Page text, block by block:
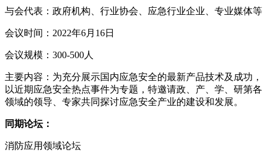
与会代表：政府机构、行业协会、应急行业企业、专业媒体等
会议时间： 2022年6月16日
会议规模： 300-500人
主要内容：为充分展示国内应急安全的最新产品技术及成功，
以近期应急安全热点事件为专题，特邀请政、产、学、研第各
领域的领导、专家共同探讨应急安全产业的建设和发展。
同期论坛：
消防应用领域论坛